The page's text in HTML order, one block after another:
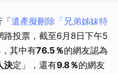
「遺產擬刪除「兄弟姊妹特
路投票，截至6月8日下午5
其中有76.5％的網友認為
決定」，還有9.8％的網友